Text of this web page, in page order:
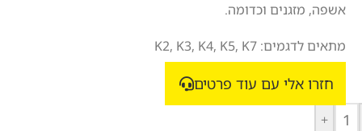
אשפה, מזגנים וכדומה.
מתאים לדגמים: K2, K3, K4, K5, K7
חזרו אלי עם עוד פרטים
+